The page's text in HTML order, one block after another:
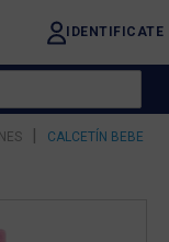
IDENTIFICATE
|
CALCETÍN BEBE